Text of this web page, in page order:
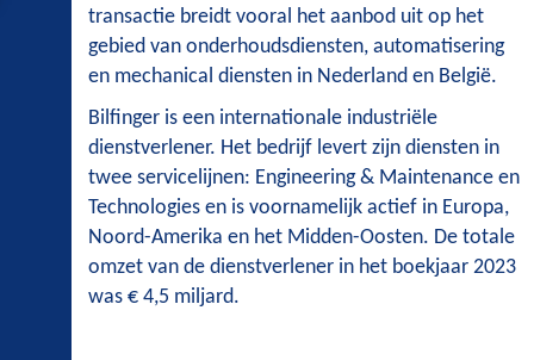
transactie breidt vooral het aanbod uit op het
gebied van onderhoudsdiensten, automatisering
en mechanical diensten in Nederland en België.
Bilfinger is een internationale industriële
dienstverlener. Het bedrijf levert zijn diensten in
twee servicelijnen: Engineering & Maintenance en
Technologies en is voornamelijk actief in Europa,
Noord-Amerika en het Midden-Oosten. De totale
omzet van de dienstverlener in het boekjaar 2023
was € 4,5 miljard.